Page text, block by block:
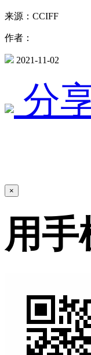
来源：CCIFF
作者：
2021-11-02
分
×
用手